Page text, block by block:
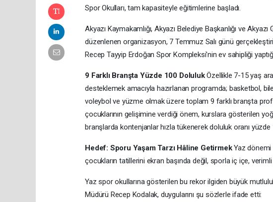
Spor Okulları, tam kapasiteyle eğitimlerine başladı.
Akyazı Kaymakamlığı, Akyazı Belediye Başkanlığı ve
düzenlenen organizasyon, 7 Temmuz Salı günü
Recep Tayyip Erdoğan Spor Kompleksi'nin ev sahipliği
9 Farklı Branşta Yüzde 100 DolulukÖzellikle 7-15 yaş
desteklemek amacıyla hazırlanan programda; basketbol,
voleybol ve yüzme olmak üzere toplam 9 farklı branşta
çocuklarının gelişimine verdiği önem, kurslara gösterilen
branşlarda kontenjanlar hızla tükenerek doluluk oranı yüzde
Hedef: Sporu Yaşam Tarzı Hâline GetirmekYaz dönemi
çocukların tatillerini ekran başında değil, sporla iç içe,
Yaz spor okullarına gösterilen bu rekor ilgiden büyük
Müdürü Recep Kodalak, duygularını şu sözlerle ifade etti: